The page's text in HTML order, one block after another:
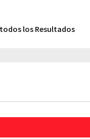
los Resultados